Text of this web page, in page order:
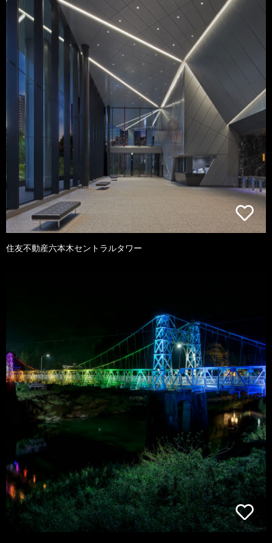
住友不動産六本木セントラルタワー